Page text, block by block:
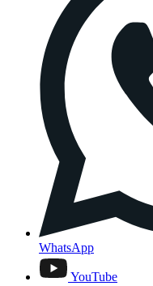
WhatsApp
YouTube